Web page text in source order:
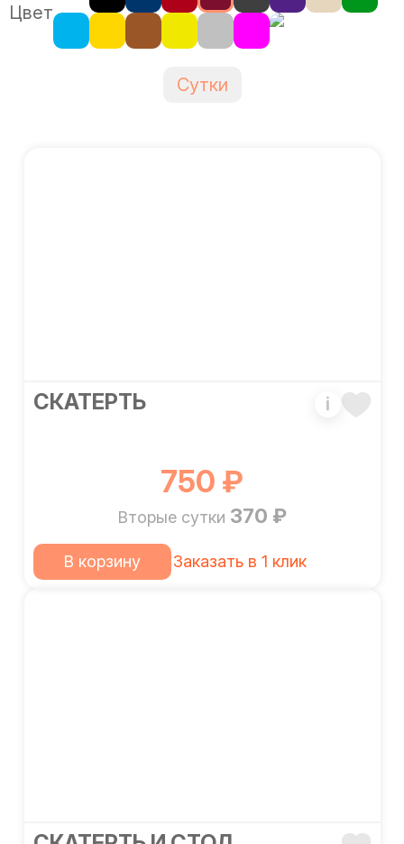
Цвет
Сутки
CКАТЕРТЬ i
750 ₽
Вторые сутки 370 ₽
В корзину Заказать в 1 клик